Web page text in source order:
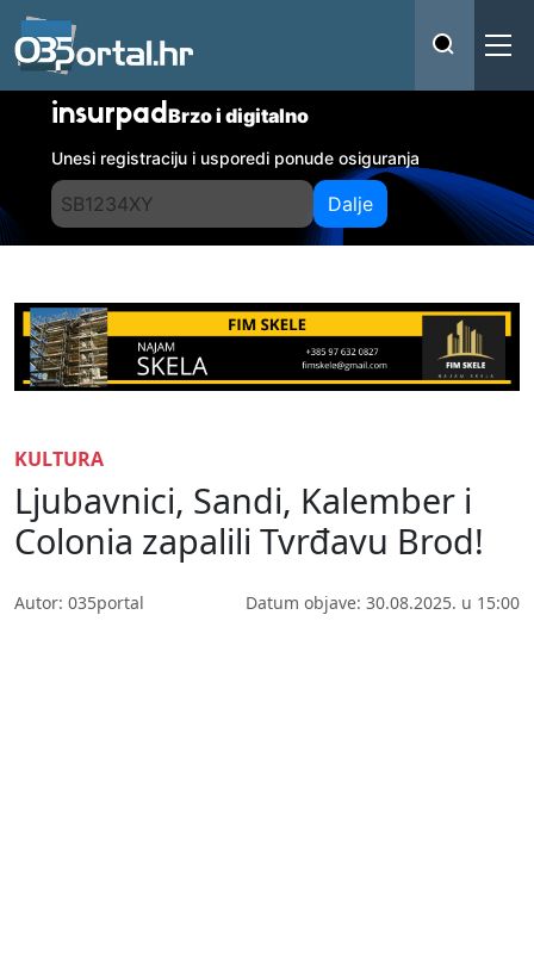
insurpadBrzo i digitalno
Unesi registraciju i usporedi ponude osiguranja
Dalje
KULTURA
Ljubavnici, Sandi, Kalember i
Colonia zapalili Tvrđavu Brod!
Autor: 035portal Datum objave: 30.08.2025. u 15:00